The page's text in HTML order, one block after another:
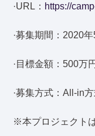
·URL： https://
·募集期間：2020
·目標金額：500万円
·募集方式：All-in
※本プロジェクト